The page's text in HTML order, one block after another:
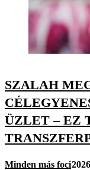
SZALAH
ÜZLET – EZ
Minden más foci